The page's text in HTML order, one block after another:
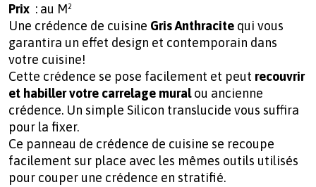
Prix : au M²
Une crédence de cuisine Gris Anthracite qui vous
garantira un effet design et contemporain dans
votre cuisine!
Cette crédence se pose facilement et peut recouvrir
et habiller votre carrelage muralou ancienne
crédence. Un simple Silicon translucide vous suffira
pour la fixer.
Ce panneau de crédence de cuisine se recoupe
facilement sur place avec les mêmes outils utilisés
pour couper une crédence en stratifié.